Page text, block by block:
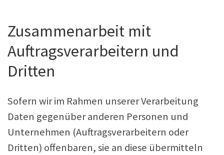
Zusammenarbeit mit
Auftragsverarbeitern und
Dritten
Sofern wir im Rahmen unserer Verarbeitung
Daten gegenüber anderen Personen und
Unternehmen (Auftragsverarbeitern oder
Dritten) offenbaren, sie an diese übermitteln